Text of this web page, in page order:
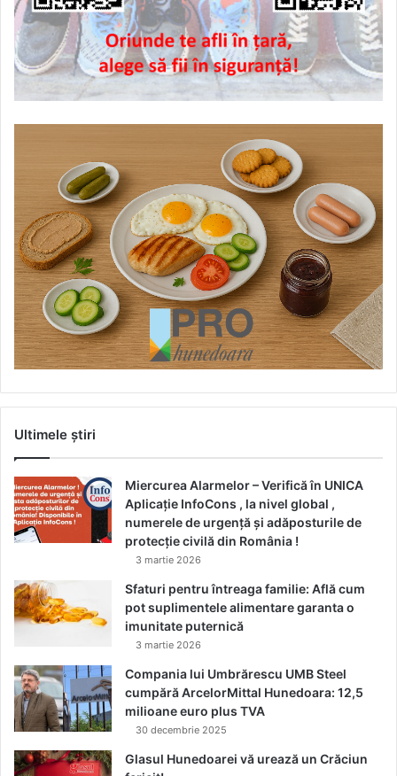
Ultimele știri
Miercurea Alarmelor – Verifică în UNICA
Aplicație InfoCons , la nivel global ,
numerele de urgență și adăposturile de
protecție civilă din România !
3 martie 2026
Sfaturi pentru întreaga familie: Află cum
pot suplimentele alimentare garanta o
imunitate puternică
3 martie 2026
Compania lui Umbrărescu UMB Steel
cumpără ArcelorMittal Hunedoara: 12,5
milioane euro plus TVA
30 decembrie 2025
Glasul Hunedoarei vă urează un Crăciun